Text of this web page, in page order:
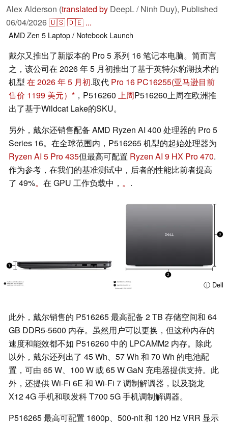
Alex Alderson (translated by DeepL / Ninh Duy), Published
06/04/2026🇺🇸🇩🇪 ...
AMDZen 5 Laptop / Notebook Launch
戴尔又推出了新版本的 Pro 5 系列 16 笔记本电脑。简而言
之，该公司在 2026 年 5 月初推出了基于英特尔豹湖技术的
机型 在 2026 年 5 月初.取代 Pro 16 PC16255(亚马逊目前
售价 1199 美元）
，P516260 上周P516260上周在欧洲推
出了基于Wildcat Lake的SKU。
另外，戴尔还销售配备 AMD Ryzen AI 400 处理器的 Pro 5
Series 16。在全球范围内，P516265 机型的起始处理器为
Ryzen AI 5 Pro 435但最高可配置 Ryzen AI 9 HX Pro 470.
作为参考，在我们的基准测试中，后者的性能比前者提高
了 49%。 在 GPU 工作负载中， 。 .
ⓘ Dell
此外，戴尔销售的 P516265 最高配备 2 TB 存储空间和 64
GB DDR5-5600 内存。虽然用户可以更换，但这种内存的
速度和能效都不如 P516260 中的 LPCAMM2 内存。除此
以外，戴尔还列出了 45 Wh、57 Wh 和 70 Wh 的电池配
置，可由 65 W、100 W 或 65 W GaN 充电器提供支持。此
外，还提供 Wi-Fi 6E 和 Wi-Fi 7 调制解调器，以及骁龙
X12 4G 手机和联发科 T700 5G 手机调制解调器。
P516265 最高可配置 1600p、500-nit 和 120 Hz VRR 显示